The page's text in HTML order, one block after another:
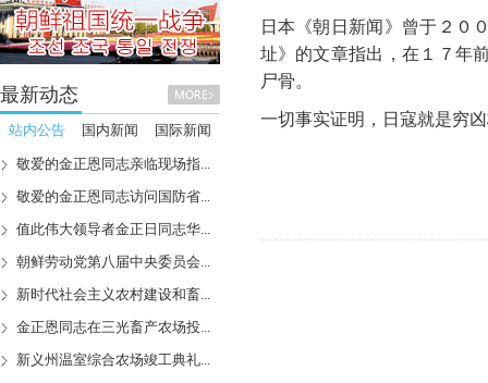
最新动态
站内公告 国内新闻 国际新闻
敬爱的金正恩同志亲临现场指...
敬爱的金正恩同志访问国防省...
值此伟大领导者金正日同志华...
朝鲜劳动党第八届中央委员会...
新时代社会主义农村建设和畜...
金正恩同志在三光畜产农场投...
新义州温室综合农场竣工典礼...
日本《朝日新闻》曾于２０
址》的文章指出，在１７年
尸骨。
一切事实证明，日寇就是穷